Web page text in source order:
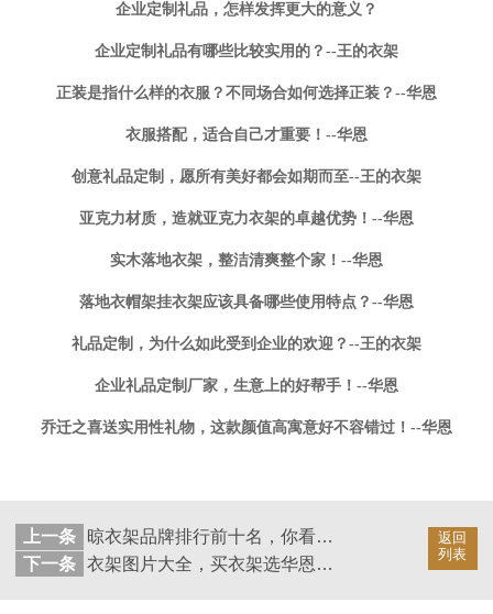
企业定制礼品，怎样发挥更大的意义？
企业定制礼品有哪些比较实用的？--王的衣架
正装是指什么样的衣服？不同场合如何选择正装？--华恩
衣服搭配，适合自己才重要！--华恩
创意礼品定制，愿所有美好都会如期而至--王的衣架
亚克力材质，造就亚克力衣架的卓越优势！--华恩
实木落地衣架，整洁清爽整个家！--华恩
落地衣帽架挂衣架应该具备哪些使用特点？--华恩
礼品定制，为什么如此受到企业的欢迎？--王的衣架
企业礼品定制厂家，生意上的好帮手！--华恩
乔迁之喜送实用性礼物，这款颜值高寓意好不容错过！--华恩
返回
列表
上一条
晾衣架品牌排行前十名，你看好哪种？--华恩
下一条
衣架图片大全，买衣架选华恩，华恩26年专注衣架生产！--华恩